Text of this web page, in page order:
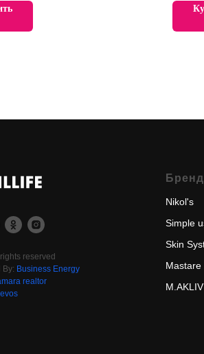
reserved
By: Business Energy
realtor
Nikol's
Simple
Skin
Mastare